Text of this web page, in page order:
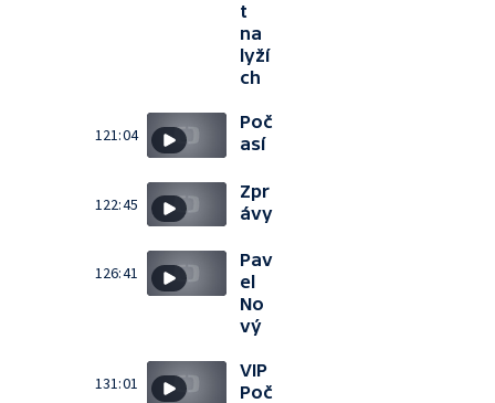
t
na
lyží
ch
121:04
Poč
así
122:45
Zpr
ávy
126:41
Pav
el
No
vý
131:01
VIP
Poč